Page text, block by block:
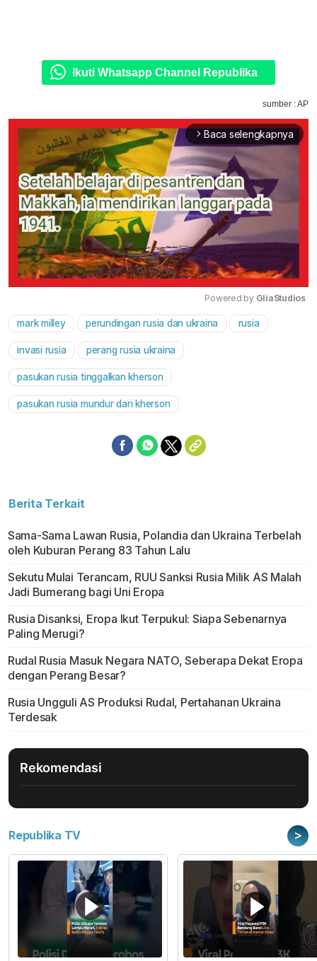
Ikuti Whatsapp Channel Republika
sumber : AP
arrow_forward_ios Baca selengkapnya
Mute
Powered by GliaStudios
mark milley perundingan rusia dan ukraina rusia
invasi rusia perang rusia ukraina
pasukan rusia tinggalkan kherson
pasukan rusia mundur dari kherson
Berita Terkait
Sama-Sama Lawan Rusia, Polandia dan Ukraina Terbelah
oleh Kuburan Perang 83 Tahun Lalu
Sekutu Mulai Terancam, RUU Sanksi Rusia Milik AS Malah
Jadi Bumerang bagi Uni Eropa
Rusia Disanksi, Eropa Ikut Terpukul: Siapa Sebenarnya
Paling Merugi?
Rudal Rusia Masuk Negara NATO, Seberapa Dekat Eropa
dengan Perang Besar?
Rusia Ungguli AS Produksi Rudal, Pertahanan Ukraina
Terdesak
Rekomendasi
Republika TV >